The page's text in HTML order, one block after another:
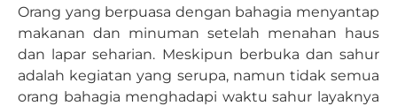
Orang yang berpuasa dengan bahagia menyantap
makanan dan minuman setelah menahan haus
dan lapar seharian. Meskipun berbuka dan sahur
adalah kegiatan yang serupa, namun tidak semua
orang bahagia menghadapi waktu sahur layaknya